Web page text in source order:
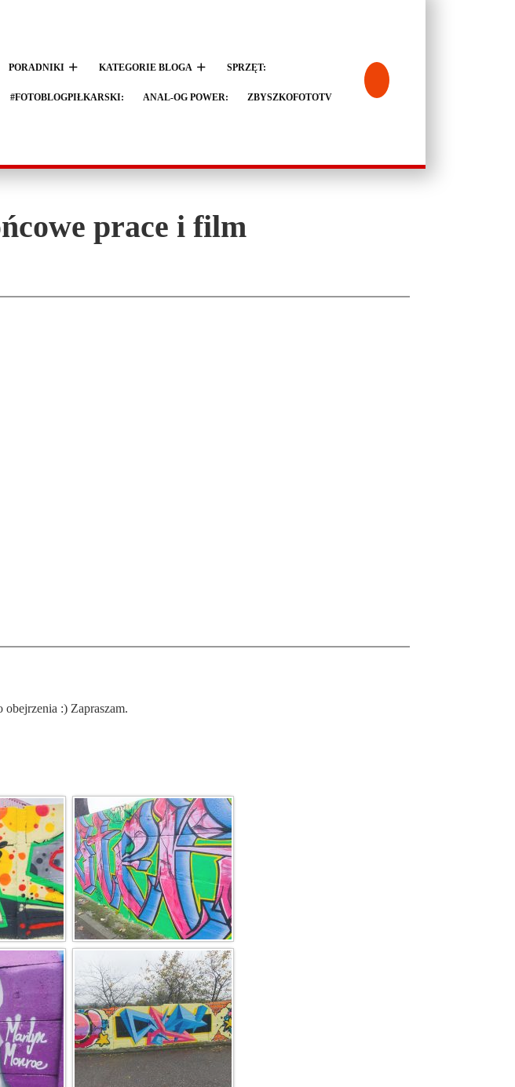
PORADNIKI KATEGORIE BLOGA SPRZĘT:
#FOTOBLOGPIŁKARSKI: ANAL-OG POWER: ZBYSZKOFOTOTV
prace i film
:) Zapraszam.